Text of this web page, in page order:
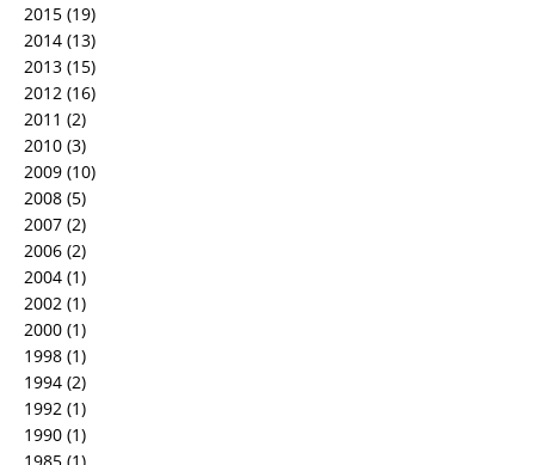
2015 (19)
2014 (13)
2013 (15)
2012 (16)
2011 (2)
2010 (3)
2009 (10)
2008 (5)
2007 (2)
2006 (2)
2004 (1)
2002 (1)
2000 (1)
1998 (1)
1994 (2)
1992 (1)
1990 (1)
1985 (1)